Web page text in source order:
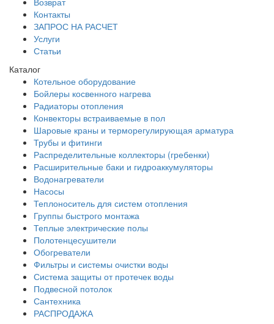
Контакты
ЗАПРОС НА РАСЧЕТ
Услуги
Статьи
Каталог
Котельное оборудование
Бойлеры косвенного нагрева
Радиаторы отопления
Конвекторы встраиваемые в пол
Шаровые краны и терморегулирующая арматура
Трубы и фитинги
Распределительные коллекторы (гребенки)
Расширительные баки и гидроаккумуляторы
Водонагреватели
Насосы
Теплоноситель для систем отопления
Группы быстрого монтажа
Теплые электрические полы
Полотенцесушители
Обогреватели
Фильтры и системы очистки воды
Система защиты от протечек воды
Подвесной потолок
Сантехника
РАСПРОДАЖА